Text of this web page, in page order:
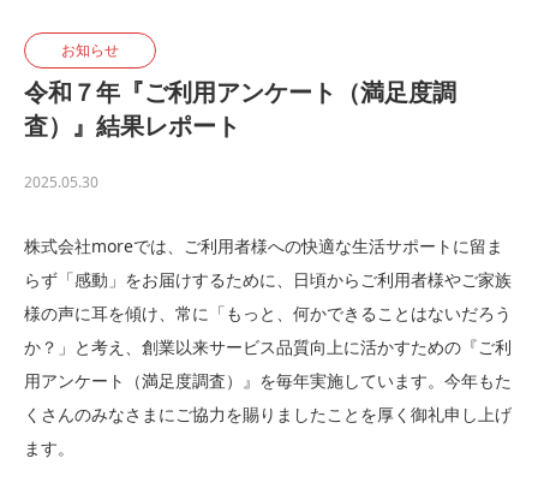
お知らせ
令和７年『ご利用アンケート（満足度調
査）』結果レポート
2025.05.30
株式会社moreでは、ご利用者様への快適な生活サポートに留ま
らず「感動」をお届けするために、日頃からご利用者様やご家族
様の声に耳を傾け、常に「もっと、何かできることはないだろう
か？」と考え、創業以来サービス品質向上に活かすための『ご利
用アンケート（満足度調査）』を毎年実施しています。今年もた
くさんのみなさまにご協力を賜りましたことを厚く御礼申し上げ
ます。